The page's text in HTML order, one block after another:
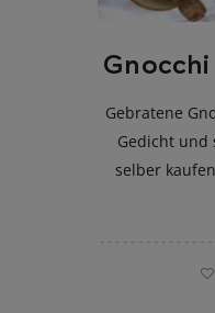
Gebratene
Gedicht und
selber